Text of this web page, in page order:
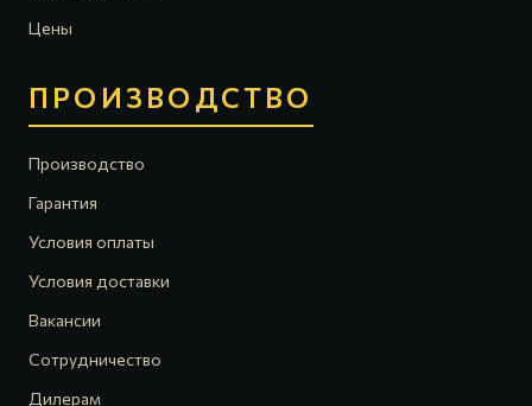
Цены
ПРОИЗВОДСТВО
Производство
Гарантия
Условия оплаты
Условия доставки
Вакансии
Сотрудничество
Дилерам